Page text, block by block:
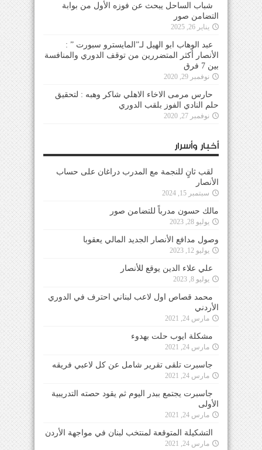
شباب الساحل يبحث عن فوزه الأول من بوابة
التضامن صور
يناير 26, 2025
عبد الوهاب ابو الهيل لـ”المايسترو سبورت ” :
الأنصار أكثر المتضررين من توقف الدوري والمنافسة
بين 7 فرق
نوفمبر 29, 2020
حارس مرمى الاخاء الاهلي شاكر وهبه : لتحقيق
حلم النادي الفوز بلقب الدوري
نوفمبر 27, 2020
أخبار وأسرار
لقب ثانٍ للنجمة مع المدرب دراغان على حساب
الأنصار
سبتمبر 15, 2024
مالك حسون مدرباً للتضامن صور
يوليو 28, 2023
وصول مدافع الأنصار الجديد المالي يعقوبا
يوليو 12, 2023
علي علاء الدين يوقع للأنصار
يوليو 8, 2023
محمد قصاص اول لاعب لبناني احترف في الدوري
الأردني
مارس 24, 2021
مشكلة ايوب حلت بهدوء
مارس 24, 2021
جاسبرت تلقى تقرير شامل عن كل لاعبي فريقه
مارس 24, 2021
جاسبرت يجتمع ببدر اليوم ثم يقود حصته التدريبية
الأولى
مارس 24, 2021
التشكيلة المتوقعة لمنتخب لبنان في مواجهة الأردن
مارس 24, 2021